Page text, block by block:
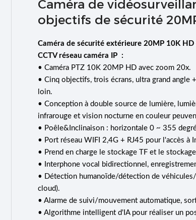
Caméra de
objectifs de sécurité
Caméra de sécurité extérieure 20MP 10K
CCTV réseau caméra IP :
• Caméra PTZ 10K 20MP HD avec zoom 20x.
• Cinq objectifs, trois écrans, ultra grand
loin.
• Conception à double source de lumière,
infrarouge et vision nocturne en couleur
• Poêle&Inclinaison : horizontale 0 ~ 355
• Port réseau WIFI 2,4G + RJ45 pour l'accès à
• Prend en charge le stockage TF et le
• Interphone vocal bidirectionnel,
• Détection humanoïde/détection de
cloud).
• Alarme de suivi/mouvement automatique,
• Algorithme intelligent d'IA pour réaliser un